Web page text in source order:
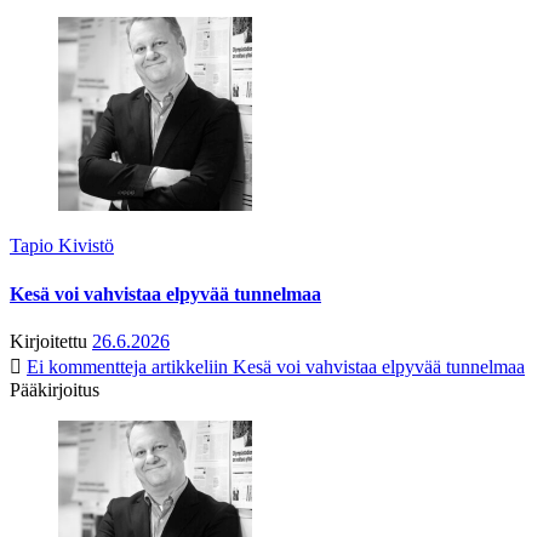
Tapio Kivistö
Kesä voi vahvistaa elpyvää tunnelmaa
Kirjoitettu 26.6.2026
Ei kommentteja artikkeliin Kesä voi vahvistaa elpyvää tunnelmaa
Pääkirjoitus